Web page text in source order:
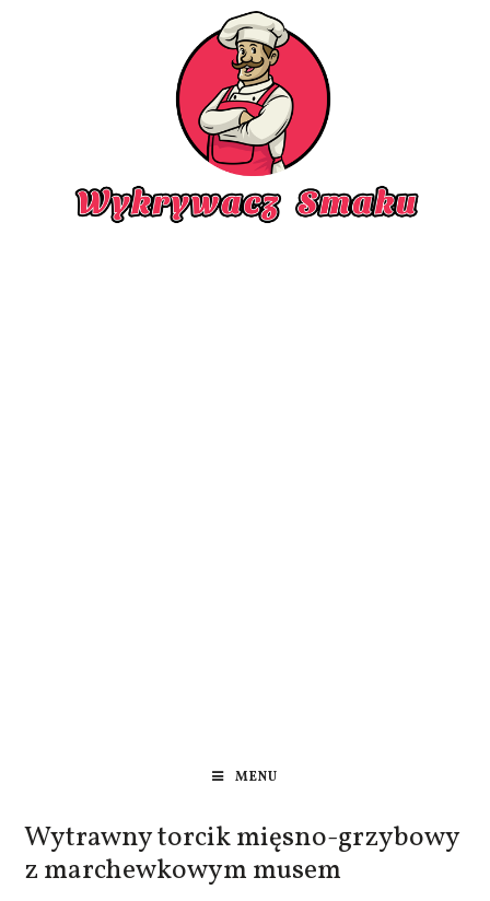
MENU
Wytrawny torcik mięsno-grzybowy
z marchewkowym musem